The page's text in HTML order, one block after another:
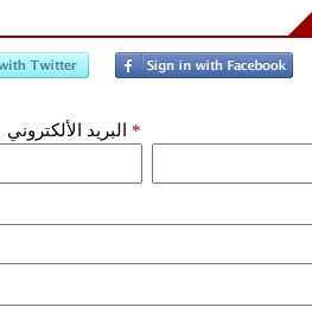
البريد الألكتروني *